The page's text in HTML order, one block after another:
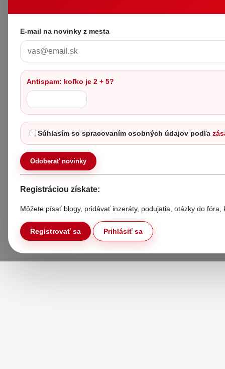
E-mail na novinky z mesta
Antispam: koľko je 2 + 5?
Súhlasím so spracovaním osobných údajov podľa
Odoberať novinky
Registráciou získate:
Môžete písať blogy, pridávať inzeráty, podujatia, otázky do
Registrovať sa Prihlásiť sa